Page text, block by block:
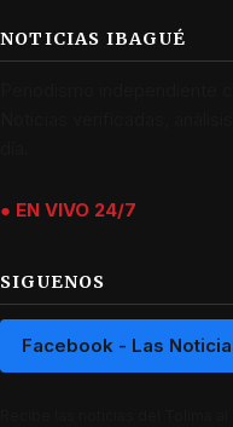
NOTICIAS IBAGUÉ
● EN VIVO 24/7
SIGUENOS
Facebook - Las